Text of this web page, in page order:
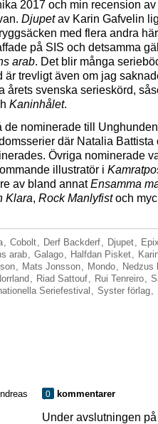
2017 och min recension
Djupetav Karin Gafvelin
med flera andra
på SIS och detsamma
arab. Det blir många
är trevligt även om jag
årets svenska serieskörd,
Kaninhålet.
de nominerade till
där Natalia Battista
Övriga nominerade
illustratör i
av bland annatEnsamma
Klara, Rock Manlyfistoch
, Cobolt, Derf Backderf, Djupet,
arab, Galago, Halfdan Pisket,
, Mats Jonsson, Mondo, Nedzus
, Riad Sattouf, Rui Tenreiro,
Seriefestival , Syster förlag,
0 kommentarer
Under avslutningen